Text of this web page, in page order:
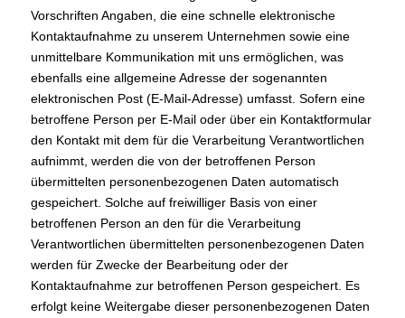
Vorschriften Angaben, die eine schnelle elektronische
Kontaktaufnahme zu unserem Unternehmen sowie eine
unmittelbare Kommunikation mit uns ermöglichen, was
ebenfalls eine allgemeine Adresse der sogenannten
elektronischen Post (E-Mail-Adresse) umfasst. Sofern eine
betroffene Person per E-Mail oder über ein Kontaktformular
den Kontakt mit dem für die Verarbeitung Verantwortlichen
aufnimmt, werden die von der betroffenen Person
übermittelten personenbezogenen Daten automatisch
gespeichert. Solche auf freiwilliger Basis von einer
betroffenen Person an den für die Verarbeitung
Verantwortlichen übermittelten personenbezogenen Daten
werden für Zwecke der Bearbeitung oder der
Kontaktaufnahme zur betroffenen Person gespeichert. Es
erfolgt keine Weitergabe dieser personenbezogenen Daten